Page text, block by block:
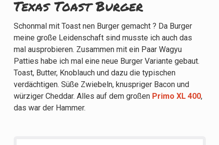
Texas Toast Burger
Schonmal mit Toast nen Burger gemacht ? Da Burger
meine große Leidenschaft sind musste ich auch das
mal ausprobieren. Zusammen mit ein Paar Wagyu
Patties habe ich mal eine neue Burger Variante gebaut.
Toast, Butter, Knoblauch und dazu die typischen
verdächtigen. Süße Zwiebeln, knuspriger Bacon und
würziger Cheddar. Alles auf dem großen Primo XL 400,
das war der Hammer.